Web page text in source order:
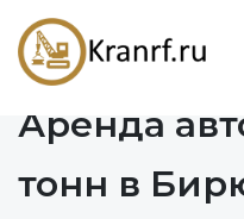
Аренда
тонн в